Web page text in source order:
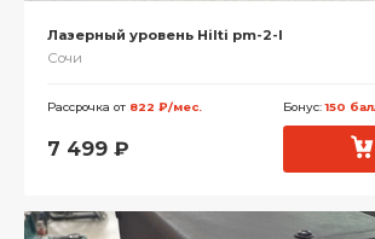
Лазерный уровень Hilti pm-2-l
Сочи
Рассрочка от 822 ₽/мес. Бонус:150
7 499 ₽